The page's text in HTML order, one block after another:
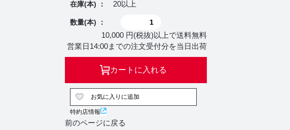
在庫(本) ： 20以上
数量(本) ：
10,000 円(税抜)以上で送料無料
営業日14:00までの注文受付分を当日出荷
カートに入れる
お気に入りに追加
特約店情報
前のページに戻る